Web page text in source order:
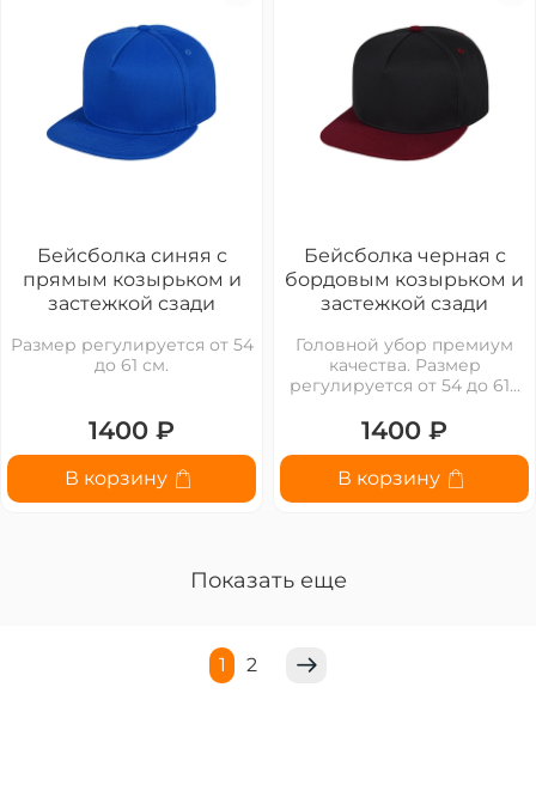
Бейсболка синяя с
прямым козырьком и
застежкой сзади
Размер регулируется от 54
до 61 см.
1400 ₽
В корзину
Бейсболка черная с
бордовым козырьком и
застежкой сзади
Головной убор премиум
качества. Размер
регулируется от 54 до 61...
1400 ₽
В корзину
Показать еще
1 2